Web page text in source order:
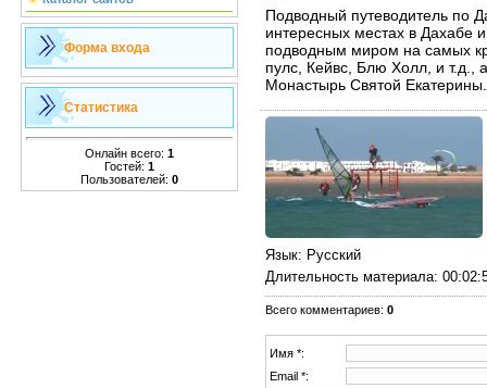
Форма входа
Статистика
Онлайн всего: 1
Гостей: 1
Пользователей: 0
Подводный путеводитель по
интересных местах в Дахабе
подводным миром на самых
пулс, Кейвс, Блю Холл, и т.д.,
Монастырь Святой
Язык: Русский
Длительность материала:
Всего комментариев: 0
Имя *:
Email *: